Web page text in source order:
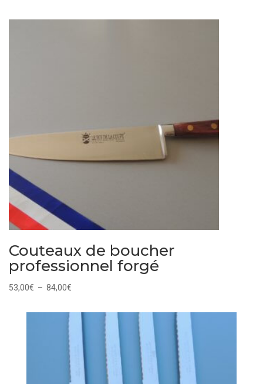
Couteaux de boucher
professionnel forgé
53,00€ – 84,00€Plage
prix :
84,00€